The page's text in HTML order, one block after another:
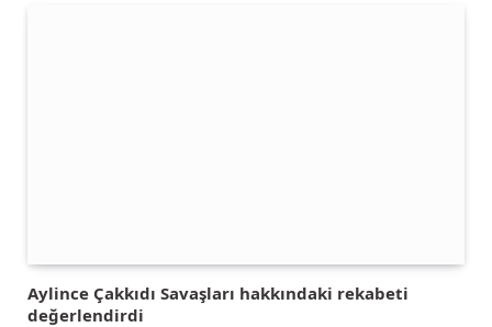
Aylince Çakkıdı Savaşları hakkındaki rekabeti
değerlendirdi